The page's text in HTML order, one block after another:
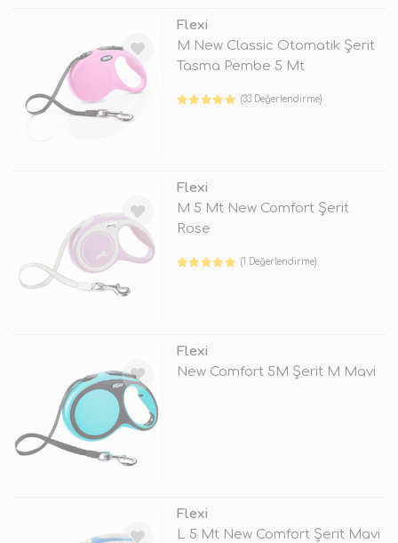
Flexi
M New Classic Otomatik Şerit
Tasma Pembe 5 Mt
(33 Değerlendirme)
Flexi
M 5 Mt New Comfort Şerit
Rose
(1 Değerlendirme)
Flexi
New Comfort 5M Şerit M Mavi
Flexi
L 5 Mt New Comfort Şerit Mavi